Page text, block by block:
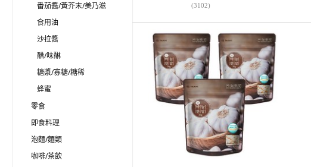
番茄醬/黃芥末/美乃滋
食用油
沙拉醬
醋/味醂
糖漿/寡糖/糖稀
蜂蜜
零食
即食料理
泡麵/麵類
咖啡/茶飲
(3102)